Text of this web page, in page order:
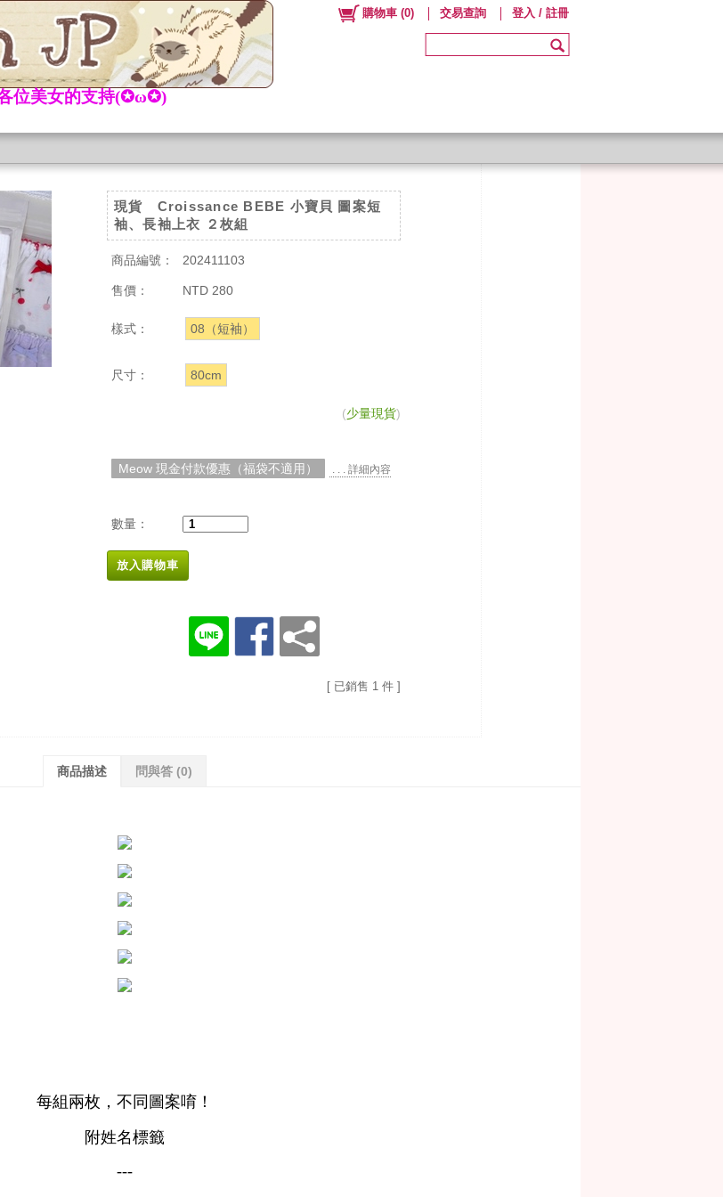
購物車 (0) 交易查詢 登入 / 註冊
現貨 Croissance BEBE 小寶貝 圖案短
袖、長袖上衣 ２枚組
商品編號： 202411103
售價： NTD 280
樣式： 08（短袖）
尺寸： 80cm
(少量現貨)
Meow 現金付款優惠（福袋不適用） . . . 詳細內容
數量：
放入購物車
[ 已銷售 1 件 ]
商品描述 問與答 (0)
各位美女的支持(✪ω✪)